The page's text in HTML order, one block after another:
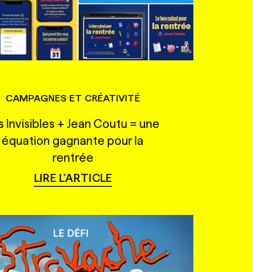
CAMPAGNES ET CRÉATIVITÉ
Invisibles + Jean Coutu = une
équation gagnante pour la
rentrée
LIRE L'ARTICLE